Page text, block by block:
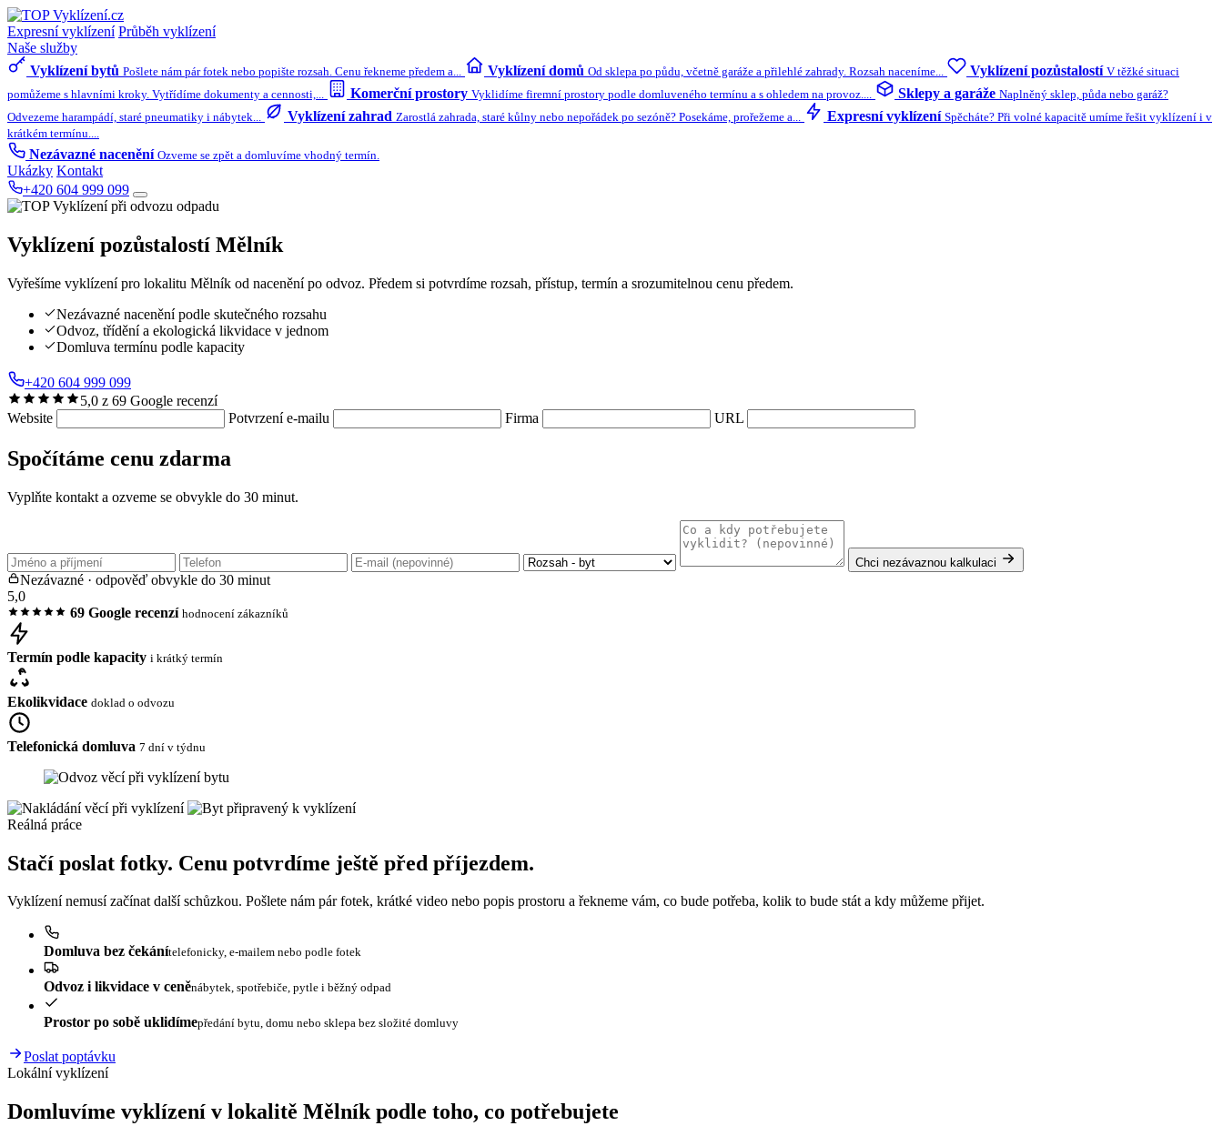
Expresní vyklízení Průběh vyklízení
Naše služby
Vyklízení bytů Pošlete nám pár fotek nebo popište rozsah. Cenu řekneme předem a... Vyklízení domů Od sklepa po půdu, včetně garáže a přilehlé zahrady. Rozsah naceníme... Vyklízení pozůstalostí V těžké situaci
pomůžeme s hlavními kroky. Vytřídíme dokumenty a cennosti,...
Komerční prostory Vyklidíme firemní prostory podle domluveného termínu a s ohledem na provoz.... Sklepy a garáže Naplněný sklep, půda nebo garáž?
Odvezeme harampádí, staré pneumatiky i nábytek...
Vyklízení zahrad Zarostlá zahrada, staré kůlny nebo nepořádek po sezóně? Posekáme, prořežeme a... Expresní vyklízení Spěcháte? Při volné kapacitě umíme řešit vyklízení i v
krátkém termínu....
Nezávazné nacenění Ozveme se zpět a domluvíme vhodný termín.
Ukázky Kontakt
+420 604 999 099
Vyklízení pozůstalostí Mělník
Vyřešíme vyklízení pro lokalitu Mělník od nacenění po odvoz. Předem si potvrdíme rozsah, přístup, termín a srozumitelnou cenu předem.
Nezávazné nacenění podle skutečného rozsahu
Odvoz, třídění a ekologická likvidace v jednom
Domluva termínu podle kapacity
+420 604 999 099
5,0 z 69 Google recenzí
Website
Potvrzení e-mailu Firma URL
Spočítáme cenu zdarma
Vyplňte kontakt a ozveme se obvykle do 30 minut.
Chci nezávaznou kalkulaci
Nezávazné · odpověď obvykle do 30 minut
5,0
69 Google recenzí hodnocení zákazníků
Termín podle kapacity i krátký termín
Ekolikvidace doklad o odvozu
Telefonická domluva 7 dní v týdnu
Reálná práce
Stačí poslat fotky. Cenu potvrdíme ještě před příjezdem.
Vyklízení nemusí začínat další schůzkou. Pošlete nám pár fotek, krátké video nebo popis prostoru a řekneme vám, co bude potřeba, kolik to bude stát a kdy můžeme přijet.
Domluva bez čekánítelefonicky, e-mailem nebo podle fotek
Odvoz i likvidace v ceněnábytek, spotřebiče, pytle i běžný odpad
Prostor po sobě uklidímepředání bytu, domu nebo sklepa bez složité domluvy
Poslat poptávku
Lokální vyklízení
Domluvíme vyklízení v lokalitě Mělník podle toho, co potřebujete